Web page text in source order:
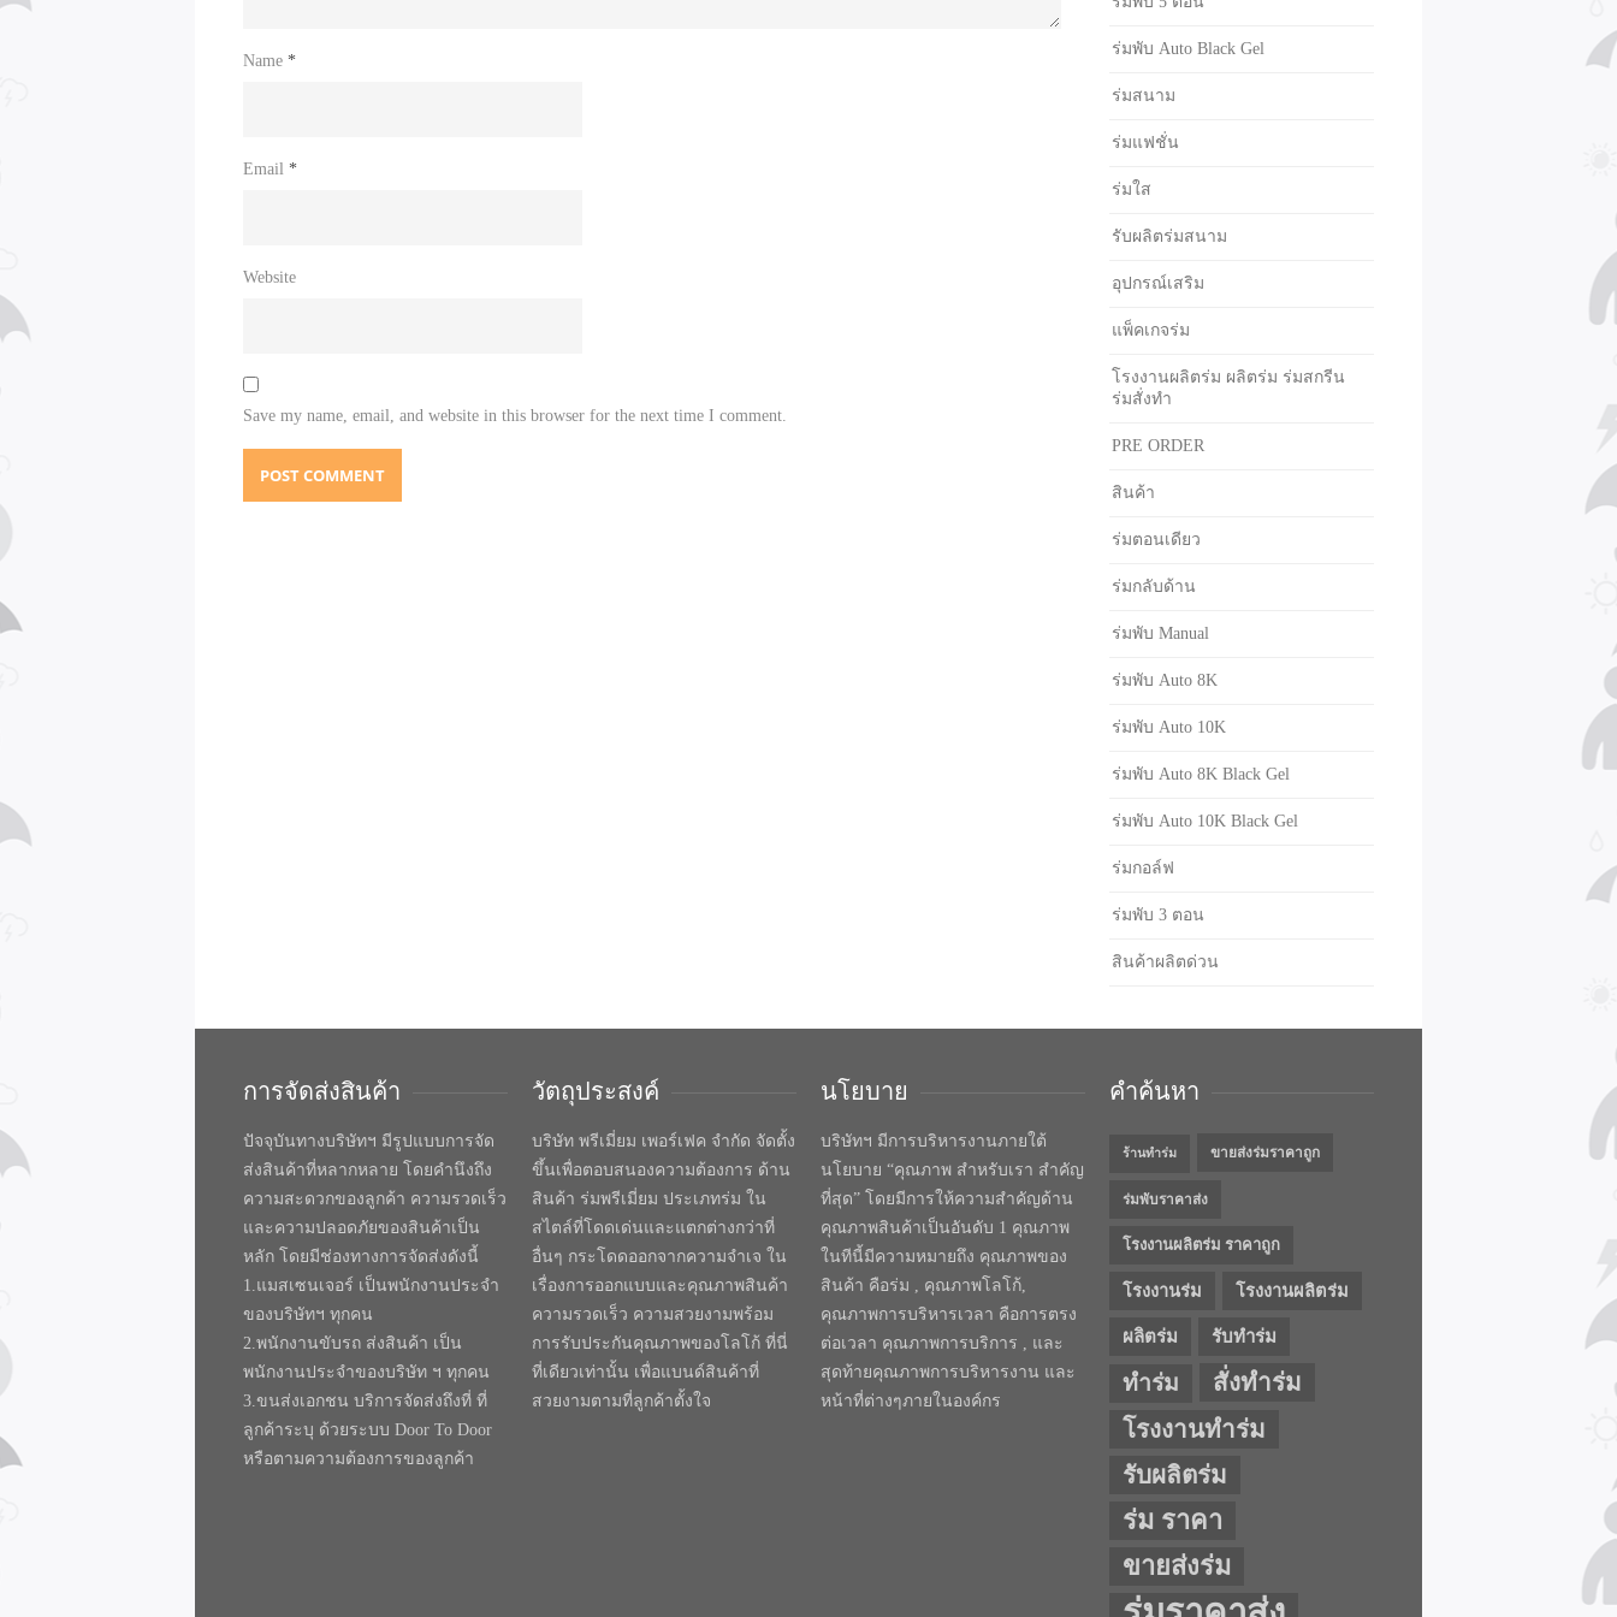
Name *
Email *
Website
Save my name, email, and website in this browser for the next time I comment.
ร่มพับ Auto Black Gel
ร่มสนาม
ร่มแฟชั่น
ร่มใส
รับผลิตร่มสนาม
อุปกรณ์เสริม
แพ็คเกจร่ม
โรงงานผลิตร่ม ผลิตร่ม ร่มสกรีน
ร่มสั่งทำ
PRE ORDER
สินค้า
ร่มตอนเดียว
ร่มกลับด้าน
ร่มพับ Manual
ร่มพับ Auto 8K
ร่มพับ Auto 10K
ร่มพับ Auto 8K Black Gel
ร่มพับ Auto 10K Black Gel
ร่มกอล์ฟ
ร่มพับ 3 ตอน
สินค้าผลิตด่วน
การจัดส่งสินค้า
ปัจจุบันทางบริษัทฯ มีรูปแบบการจัด
ส่งสินค้าที่หลากหลาย โดยคำนึงถึง
ความสะดวกของลูกค้า ความรวดเร็ว
และความปลอดภัยของสินค้าเป็น
หลัก โดยมีช่องทางการจัดส่งดังนี้
1.แมสเซนเจอร์ เป็นพนักงานประจำ
ของบริษัทฯ ทุกคน
2.พนักงานขับรถ ส่งสินค้า เป็น
พนักงานประจำของบริษัท ฯ ทุกคน
3.ขนส่งเอกชน บริการจัดส่งถึงที่ ที่
ลูกค้าระบุ ด้วยระบบ Door To Door
หรือตามความต้องการของลูกค้า
วัตถุประสงค์
บริษัท พรีเมี่ยม เพอร์เฟค จำกัด จัดตั้ง
ขึ้นเพื่อตอบสนองความต้องการ ด้าน
สินค้า ร่มพรีเมี่ยม ประเภทร่ม ใน
สไตล์ที่โดดเด่นและแตกต่างกว่าที่
อื่นๆ กระโดดออกจากความจำเจ ใน
เรื่องการออกแบบและคุณภาพสินค้า
ความรวดเร็ว ความสวยงามพร้อม
การรับประกันคุณภาพของโลโก้ ที่นี่
ที่เดียวเท่านั้น เพื่อแบนด์สินค้าที่
สวยงามตามที่ลูกค้าตั้งใจ
นโยบาย
บริษัทฯ มีการบริหารงานภายใต้
นโยบาย “คุณภาพ สำหรับเรา สำคัญ
ที่สุด” โดยมีการให้ความสำคัญด้าน
คุณภาพสินค้าเป็นอันดับ 1 คุณภาพ
ในทีนี้มีความหมายถึง คุณภาพของ
สินค้า คือร่ม , คุณภาพโลโก้,
คุณภาพการบริหารเวลา คือการตรง
ต่อเวลา คุณภาพการบริการ , และ
สุดท้ายคุณภาพการบริหารงาน และ
หน้าที่ต่างๆภายในองค์กร
คำค้นหา
ร้านทำร่ม ขายส่งร่มราคาถูก
ร่มพับราคาส่ง
โรงงานผลิตร่ม ราคาถูก
โรงงานร่ม โรงงานผลิตร่ม
ผลิตร่ม รับทำร่ม
ทำร่ม
สั่งทำร่ม
โรงงานทำร่ม
รับผลิตร่ม
ร่ม ราคา
ขายส่งร่ม